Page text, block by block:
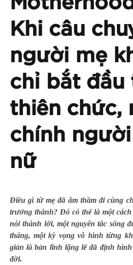
Khi câu
người mẹ
chỉ bắt đầu
thiên chức,
chính
nữ
Điều gì từ mẹ đã âm thầm đi cùng
trưởng thành? Đó có thể là một
nói thành lời, một nguyên tắc sống
tháng, một kỳ vọng vô hình từng
giản là bản lĩnh lặng lẽ đã định
đời.